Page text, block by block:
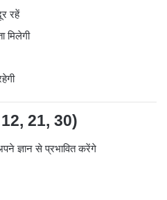
रहें
मिलेगी
12, 21, 30)
ज्ञान से प्रभावित करेंगे